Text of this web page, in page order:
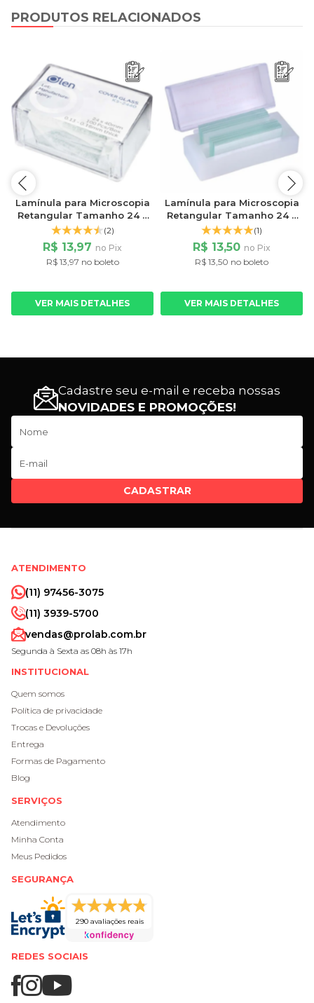
PRODUTOS RELACIONADOS
Lamínula para Microscopia
Retangular Tamanho 24 x
40mm c/100 Unidades
(2)
R$ 13,97 no Pix
R$ 13,97 no boleto
VER MAIS DETALHES
Lamínula para Microscopia
Retangular Tamanho 24 x
50mm c/100 Unidades
(1)
R$ 13,50 no Pix
R$ 13,50 no boleto
VER MAIS DETALHES
Cadastre seu e-mail e receba nossas
NOVIDADES E PROMOÇÕES!
CADASTRAR
ATENDIMENTO
(11) 97456-3075
(11) 3939-5700
vendas@prolab.com.br
Segunda à Sexta as 08h às 17h
INSTITUCIONAL
Quem somos
Política de privacidade
Trocas e Devoluções
Entrega
Formas de Pagamento
Blog
SERVIÇOS
Atendimento
Minha Conta
Meus Pedidos
SEGURANÇA
290 avaliações reais
REDES SOCIAIS